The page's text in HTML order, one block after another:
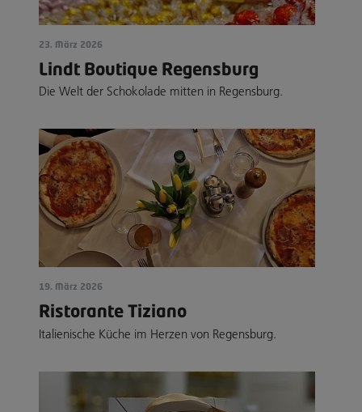
23. März 2026
Lindt Boutique Regensburg
Die Welt der Schokolade mitten in Regensburg.
19. März 2026
Ristorante Tiziano
Italienische Küche im Herzen von Regensburg.